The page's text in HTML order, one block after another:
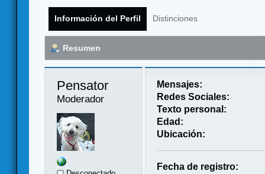
Información del Perfil Distinciones
Resumen
Pensator
Moderador
Mensajes:
Redes Sociales:
Texto personal:
Edad:
Ubicación:
Fecha de registro: